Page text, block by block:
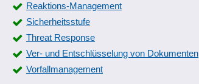
Reaktions-Management
Sicherheitsstufe
Threat Response
Ver- und Entschlüsselung von Dokumenten
Vorfallmanagement